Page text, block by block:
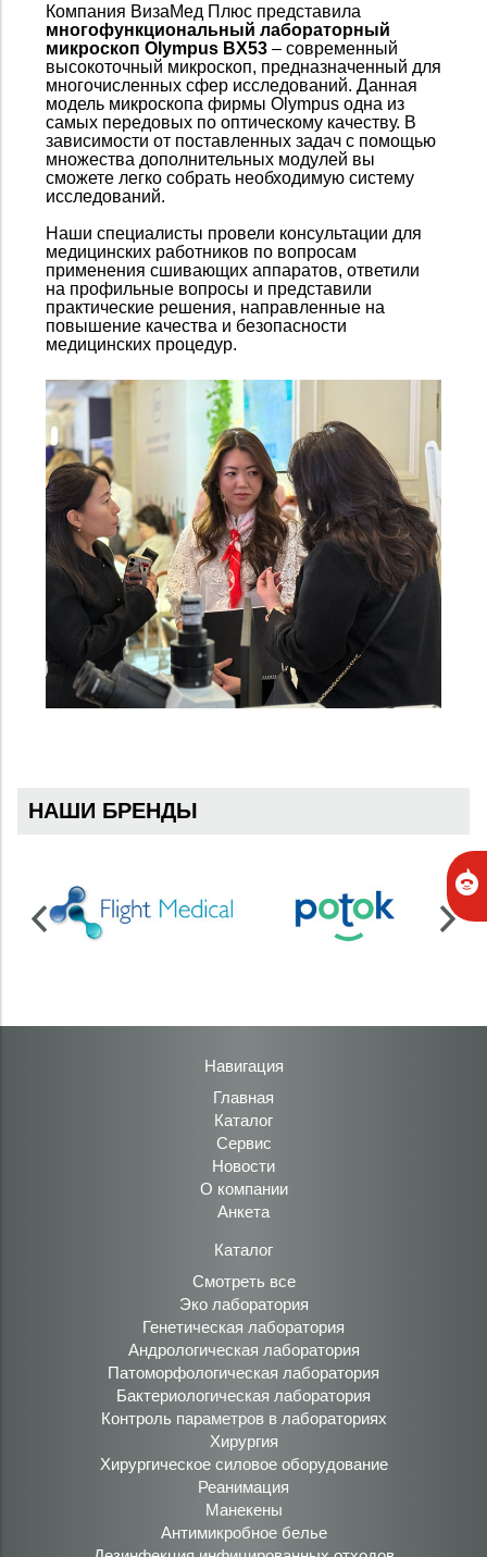
Компания ВизаМед Плюс представила
многофункциональный лабораторный
микроскоп Olympus BX53 – современный
высокоточный микроскоп, предназначенный для
многочисленных сфер исследований. Данная
модель микроскопа фирмы Olympus одна из
самых передовых по оптическому качеству. В
зависимости от поставленных задач с помощью
множества дополнительных модулей вы
сможете легко собрать необходимую систему
исследований.
Наши специалисты провели консультации для
медицинских работников по вопросам
применения сшивающих аппаратов, ответили
на профильные вопросы и представили
практические решения, направленные на
повышение качества и безопасности
медицинских процедур.
НАШИ БРЕНДЫ
Навигация
Главная
Каталог
Сервис
Новости
О компании
Анкета
Каталог
Смотреть все
Эко лаборатория
Генетическая лаборатория
Андрологическая лаборатория
Патоморфологическая лаборатория
Бактериологическая лаборатория
Контроль параметров в лабораториях
Хирургия
Хирургическое силовое оборудование
Реанимация
Манекены
Антимикробное белье